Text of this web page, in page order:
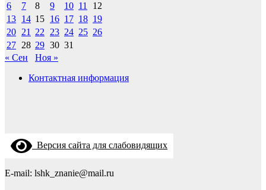
6
7 8 9 10 11
12
13 14 15 16 17 18 19
20 21 22 23 24 25 26
27 28 29 30 31
« Сен
Ноя »
Контактная информация
Версия сайта для слабовидящих
E-mail: lshk_znanie@mail.ru